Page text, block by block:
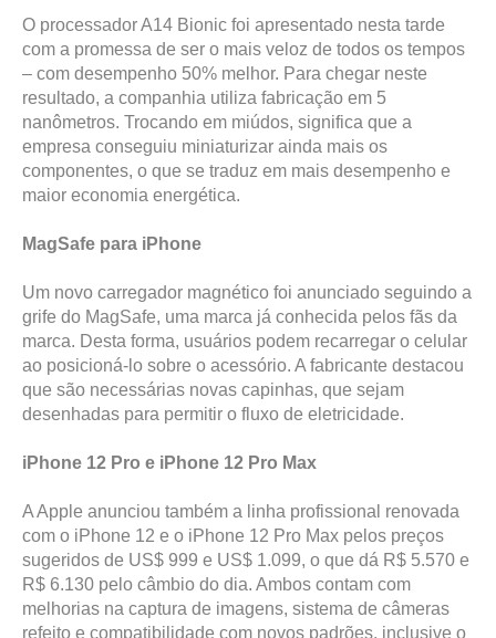
O processador A14 Bionic foi apresentado nesta tarde
com a promessa de ser o mais veloz de todos os tempos
– com desempenho 50% melhor. Para chegar neste
resultado, a companhia utiliza fabricação em 5
nanômetros. Trocando em miúdos, significa que a
empresa conseguiu miniaturizar ainda mais os
componentes, o que se traduz em mais desempenho e
maior economia energética.
MagSafe para iPhone
Um novo carregador magnético foi anunciado seguindo a
grife do MagSafe, uma marca já conhecida pelos fãs da
marca. Desta forma, usuários podem recarregar o celular
ao posicioná-lo sobre o acessório. A fabricante destacou
que são necessárias novas capinhas, que sejam
desenhadas para permitir o fluxo de eletricidade.
iPhone 12 Pro e iPhone 12 Pro Max
A Apple anunciou também a linha profissional renovada
com o iPhone 12 e o iPhone 12 Pro Max pelos preços
sugeridos de US$ 999 e US$ 1.099, o que dá R$ 5.570 e
R$ 6.130 pelo câmbio do dia. Ambos contam com
melhorias na captura de imagens, sistema de câmeras
refeito e compatibilidade com novos padrões, inclusive o